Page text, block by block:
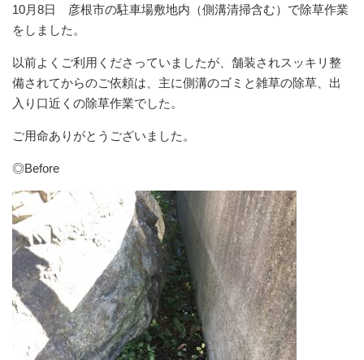
10月8日 彦根市の駐車場敷地内（側溝清掃含む）で除草作業
をしました。
以前よくご利用くださっていましたが、舗装されスッキリ整
備されてからのご依頼は、主に側溝のゴミと雑草の除草、出
入り口近くの除草作業でした。
ご用命ありがとうございました。
◎Before